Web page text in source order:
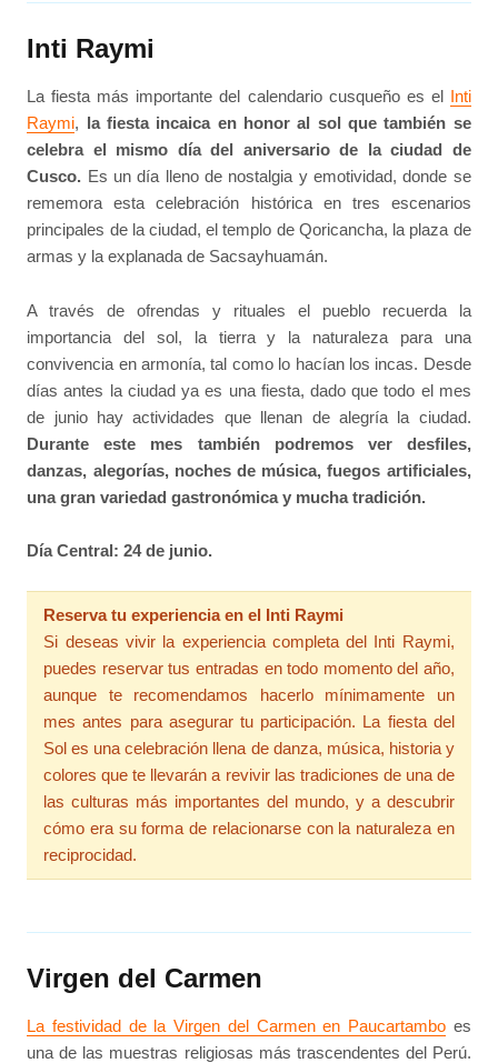
Inti Raymi
La fiesta más importante del calendario cusqueño es el Inti
Raymi, la fiesta incaica en honor al sol que también se
celebra el mismo día del aniversario de la ciudad de
Cusco. Es un día lleno de nostalgia y emotividad, donde se
rememora esta celebración histórica en tres escenarios
principales de la ciudad, el templo de Qoricancha, la plaza de
armas y la explanada de Sacsayhuamán.
A través de ofrendas y rituales el pueblo recuerda la
importancia del sol, la tierra y la naturaleza para una
convivencia en armonía, tal como lo hacían los incas. Desde
días antes la ciudad ya es una fiesta, dado que todo el mes
de junio hay actividades que llenan de alegría la ciudad.
Durante este mes también podremos ver desfiles,
danzas, alegorías, noches de música, fuegos artificiales,
una gran variedad gastronómica y mucha tradición.
Día Central: 24 de junio.
Reserva tu experiencia en el Inti Raymi
Si deseas vivir la experiencia completa del Inti Raymi,
puedes reservar tus entradas en todo momento del año,
aunque te recomendamos hacerlo mínimamente un
mes antes para asegurar tu participación. La fiesta del
Sol es una celebración llena de danza, música, historia y
colores que te llevarán a revivir las tradiciones de una de
las culturas más importantes del mundo, y a descubrir
cómo era su forma de relacionarse con la naturaleza en
reciprocidad.
Virgen del Carmen
La festividad de la Virgen del Carmen en Paucartambo es
una de las muestras religiosas más trascendentes del Perú.